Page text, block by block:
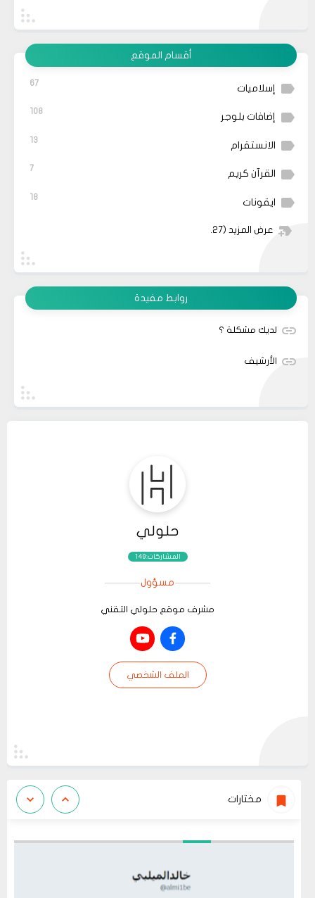
أقسام الموقع
إسلاميات 67
إضافات بلوجر 108
الانستقرام 13
القرآن كريم 7
ايقونات 18
عرض المزيد (27)
روابط مفيدة
لديك مشكلة ؟
الأرشيف
حلولي
المشاركات:149
مسؤول
مشرف موقع حلولي التقني
الملف الشخصي
مختارات